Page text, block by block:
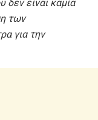
είναι καμία
των
για την